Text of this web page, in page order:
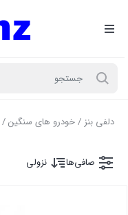
دلفی بنز /خودرو های سنگین/
صافی‌ها نزولی